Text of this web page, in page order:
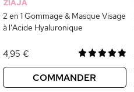
ZIAJA
2 en 1 Gommage & Masque Visage
à l'Acide Hyaluronique
4,95 €
COMMANDER